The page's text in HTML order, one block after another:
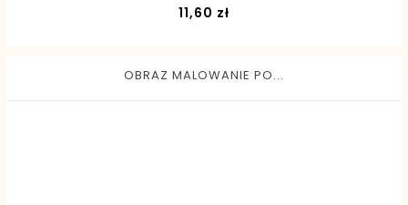
11,60 złCena
OBRAZ MALOWANIE PO...